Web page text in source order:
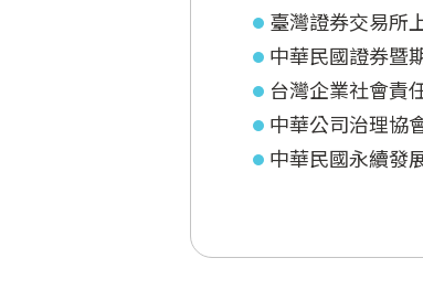
臺灣證券交易所
中華民國證券暨
台灣企業社會責
中華公司治理協
中華民國永續發